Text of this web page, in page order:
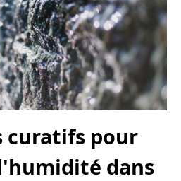
curatifs pour
dans